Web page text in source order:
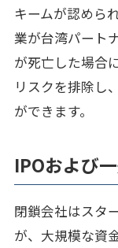
キームが認めら
業が台湾パート
が死亡した場合
リスクを排除し
ができます。
IPOおよび
閉鎖会社はスタ
が、大規模な資